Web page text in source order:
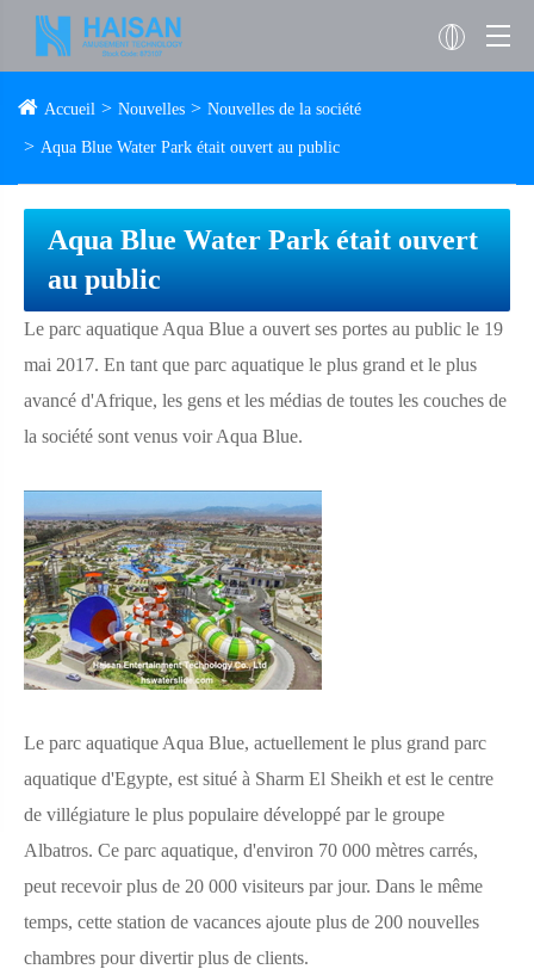
Accueil Nouvelles Nouvelles de la société
Aqua Blue Water Park était ouvert au public
Aqua Blue Water Park était ouvert
au public
Le parc aquatique Aqua Blue a ouvert ses portes au public le 19
mai 2017. En tant que parc aquatique le plus grand et le plus
avancé d'Afrique, les gens et les médias de toutes les couches de
la société sont venus voir Aqua Blue.
Le parc aquatique Aqua Blue, actuellement le plus grand parc
aquatique d'Egypte, est situé à Sharm El Sheikh et est le centre
de villégiature le plus populaire développé par le groupe
Albatros. Ce parc aquatique, d'environ 70 000 mètres carrés,
peut recevoir plus de 20 000 visiteurs par jour. Dans le même
temps, cette station de vacances ajoute plus de 200 nouvelles
chambres pour divertir plus de clients.